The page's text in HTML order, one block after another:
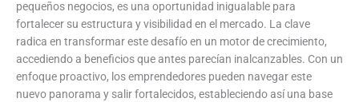
pequeños negocios, es una oportunidad inigualable para
fortalecer su estructura y visibilidad en el mercado. La clave
radica en transformar este desafío en un motor de crecimiento,
accediendo a beneficios que antes parecían inalcanzables. Con un
enfoque proactivo, los emprendedores pueden navegar este
nuevo panorama y salir fortalecidos, estableciendo así una base